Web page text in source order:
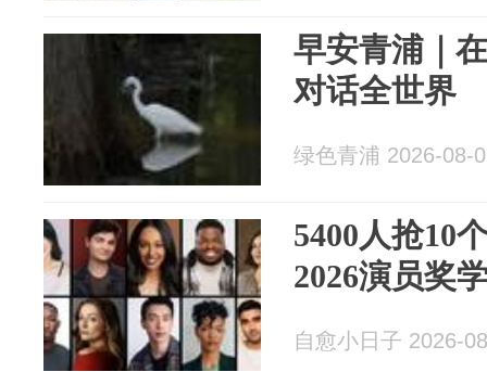
早安青浦｜
对话全世界
绿色青浦 2026-08-
5400人抢10
2026演员奖
自愈小日子 2026-